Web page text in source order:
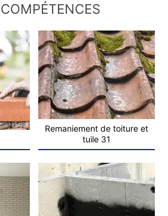
Remaniement de toiture et
tuile 31